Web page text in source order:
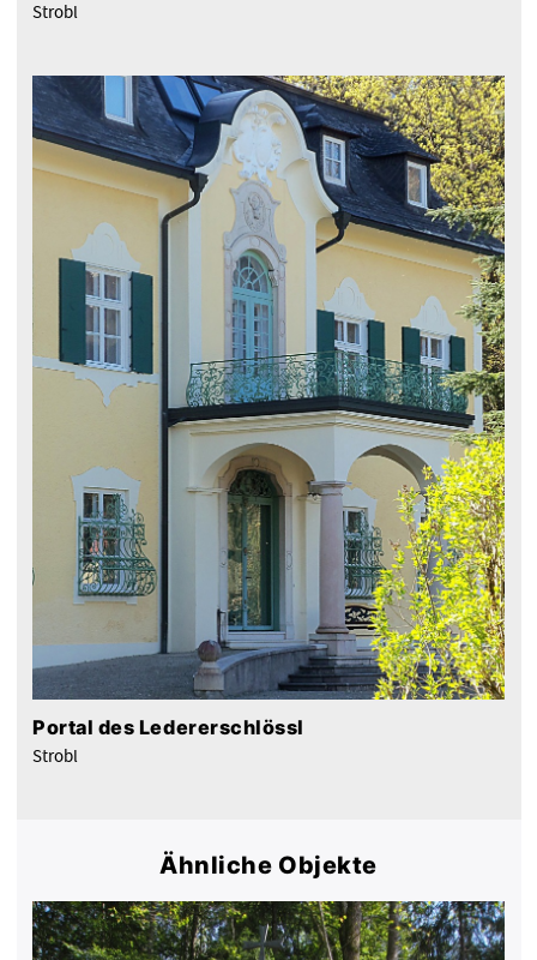
Strobl
Portal des Ledererschlössl
Strobl
Ähnliche Objekte